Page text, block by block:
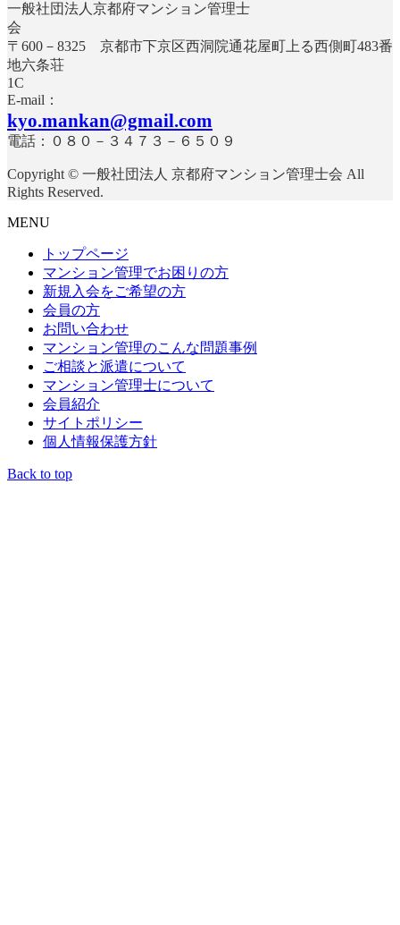
一般社団法人京都府マンション管理士
〒600－8325 京都市下京区西洞院通花屋町上る西側町483番
地六条荘
E-mail：
kyo.mankan@gmail.com
電話：０８０－３４７３－６５０９
Copyright © 一般社団法人 京都府マンション管理士会 All
Rights Reserved.
MENU
トップページ
マンション管理でお困りの方
新規入会をご希望の方
会員の方
お問い合わせ
マンション管理のこんな問題事例
ご相談と派遣について
マンション管理士について
会員紹介
サイトポリシー
個人情報保護方針
Back to top